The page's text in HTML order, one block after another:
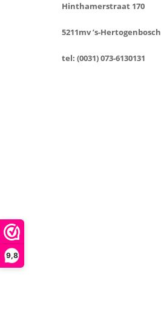
9,8
Hinthamerstraat 170
5211mv ’s-Hertogenbosch
tel: (0031) 073-6130131